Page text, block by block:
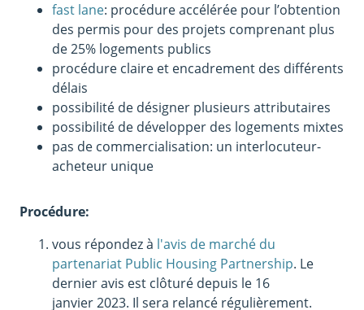
fast lane: procédure accélérée pour l’obtention
des permis pour des projets comprenant plus
de 25% logements publics
procédure claire et encadrement des différents
délais
possibilité de désigner plusieurs attributaires
possibilité de développer des logements mixtes
pas de commercialisation: un interlocuteur-
acheteur unique
Procédure:
vous répondez à l'avis de marché du
partenariat Public Housing Partnership. Le
dernier avis est clôturé depuis le 16
janvier 2023. Il sera relancé régulièrement.